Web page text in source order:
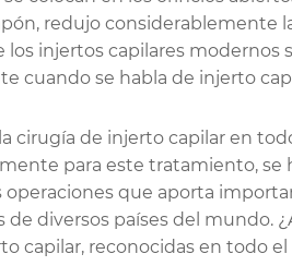
redujo considerablemente
injertos capilares modernos
cuando se habla de injerto
cirugía de injerto capilar en
para este tratamiento, se
operaciones que aporta
diversos países del mundo.
capilar, reconocidas en todo